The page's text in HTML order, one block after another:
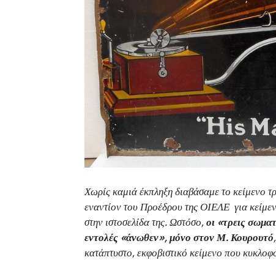
Χωρίς καμιά έκπληξη διαβάσαμε το κείμενο
εναντίον του Προέδρου της ΟΙΕΛΕ για
στην ιστοσελίδα της. Ωστόσο,οι «τρεις
εντολές «άνωθεν», μόνο στον Μ. Κουρουτό
κατάπτυστο, εκφοβιστικό κείμενο που